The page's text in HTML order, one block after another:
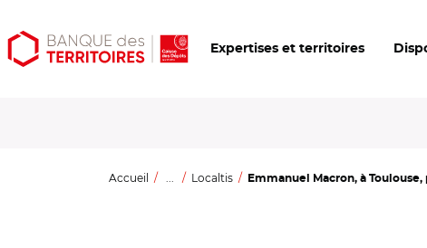
Aller
au
Aller
au
Ouvrir
les
Expertises et territoires
Accueil ... Localtis Emmanuel Macron, à